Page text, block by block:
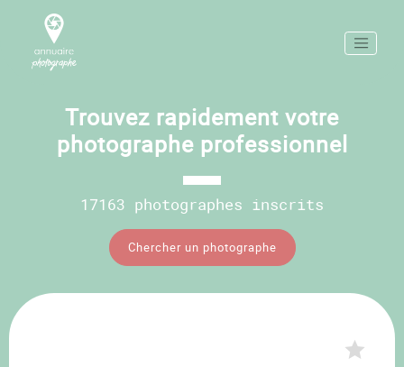
Trouvez rapidement votre
photographe professionnel
17163 photographes inscrits
Chercher un photographe